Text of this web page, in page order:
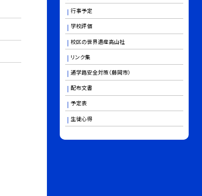
行事予定
学校評価
校区の世界遺産高山社
リンク集
通学路安全対策（藤岡市）
配布文書
予定表
生徒心得